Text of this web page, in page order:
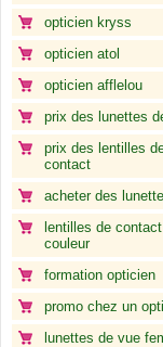
opticien kryss
opticien atol
opticien afflelou
prix des lunettes
prix des lentilles
contact
acheter des
lentilles de
couleur
formation opticien
promo chez un
lunettes de vue